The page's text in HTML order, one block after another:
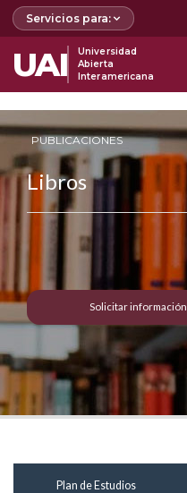
Servicios para:
UAI
Universidad
Abierta
Interamericana
PUBLICACIONES
Libros
Solicitar información
Plan de Estudios